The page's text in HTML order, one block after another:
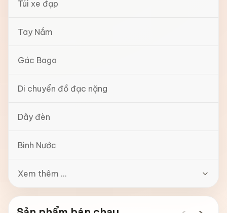
Túi xe đạp
Tay Nắm
Gác Baga
Di chuyển đồ đạc nặng
Dây đèn
Bình Nước
Xem thêm ...